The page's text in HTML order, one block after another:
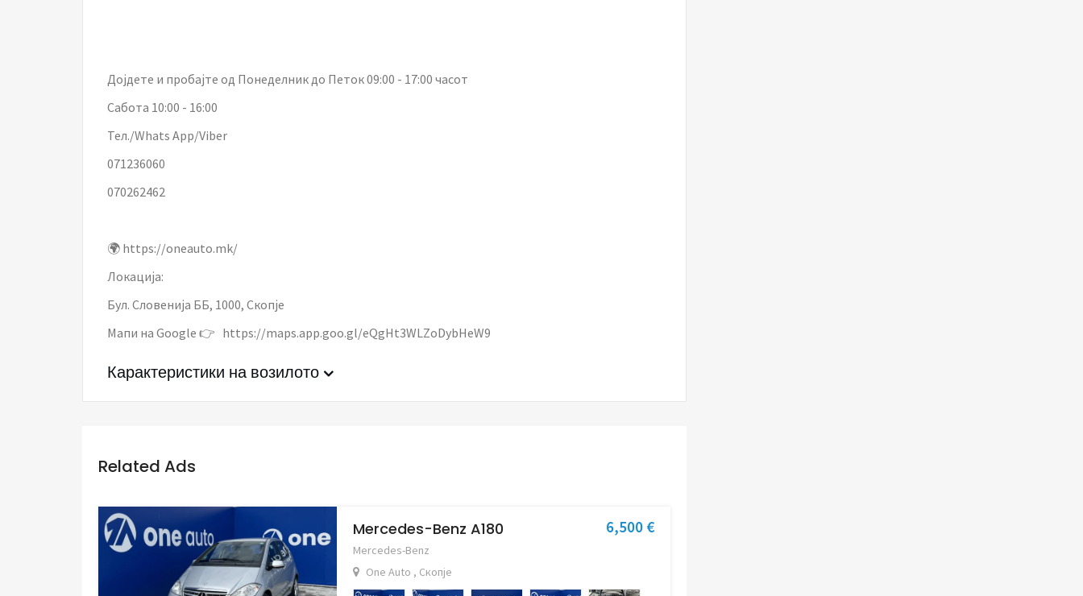
Дојдете и пробајте од Понеделник до Петок 09:00 - 17:00 часот
Сабота 10:00 - 16:00
Тел./Whats App/Viber
071236060
070262462
🌍 https://oneauto.mk/
Локација:
Бул. Словенија ББ, 1000, Скопје
Мапи на Google 👉 https://maps.app.goo.gl/eQgHt3WLZoDybHeW9
Карактеристики на возилото
Related Ads
6,500 €
Mercedes-Benz A180
Mercedes-Benz
One Auto , Скопје